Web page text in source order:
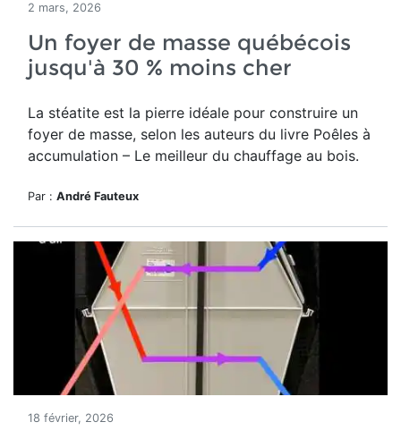
2 mars, 2026
Un foyer de masse québécois
jusqu'à 30 % moins cher
La stéatite est la pierre idéale pour construire un
foyer de masse, selon les auteurs du livre Poêles à
accumulation – Le meilleur du chauffage au bois.
Par : André Fauteux
18 février, 2026